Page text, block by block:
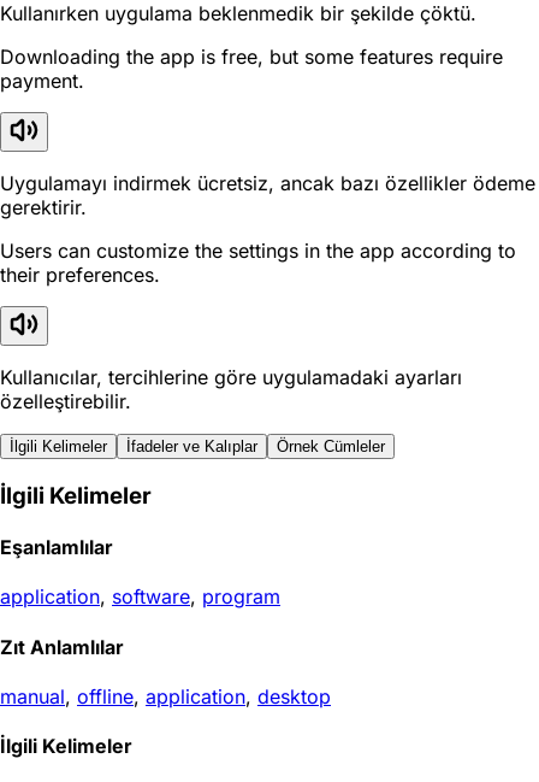
Kullanırken uygulama beklenmedik bir şekilde çöktü.
Downloading the app is free, but some features require
payment.
Uygulamayı indirmek ücretsiz, ancak bazı özellikler ödeme
gerektirir.
Users can customize the settings in the app according to
their preferences.
Kullanıcılar, tercihlerine göre uygulamadaki ayarları
özelleştirebilir.
İlgili Kelimeler İfadeler ve Kalıplar Örnek Cümleler
İlgili Kelimeler
Eşanlamlılar
application, software, program
Zıt Anlamlılar
manual, offline, application, desktop
İlgili Kelimeler